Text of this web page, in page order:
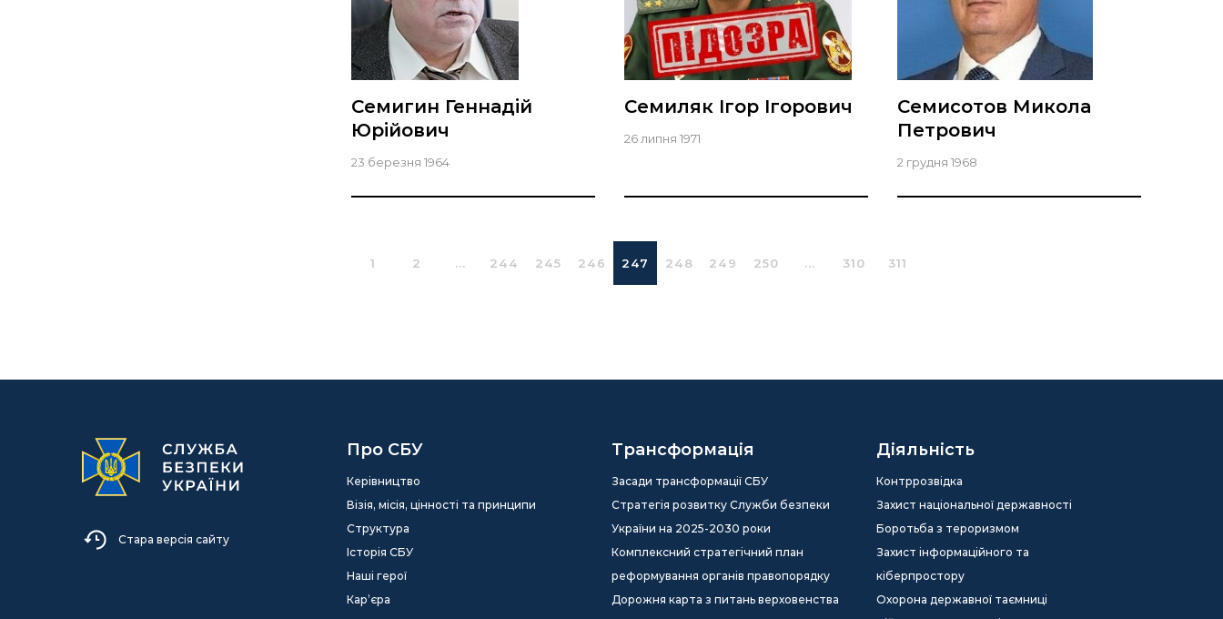
Семигин Геннадій
Юрійович
23 березня 1964
Семиляк Ігор Ігорович
26 липня 1971
Семисотов Микола
Петрович
2 грудня 1968
1 2 ... 244 245 246 247 248 249 250 ... 310 311
Стара версія сайту
Про СБУ
Керівництво
Візія, місія, цінності та принципи
Структура
Історія СБУ
Наші герої
Кар’єра
Трансформація
Засади трансформації СБУ
Стратегія розвитку Служби безпеки
України на 2025-2030 роки
Комплексний стратегічний план
реформування органів правопорядку
Дорожня карта з питань верховенства
Діяльність
Контррозвідка
Захист національної державності
Боротьба з тероризмом
Захист інформаційного та
кіберпростору
Охорона державної таємниці